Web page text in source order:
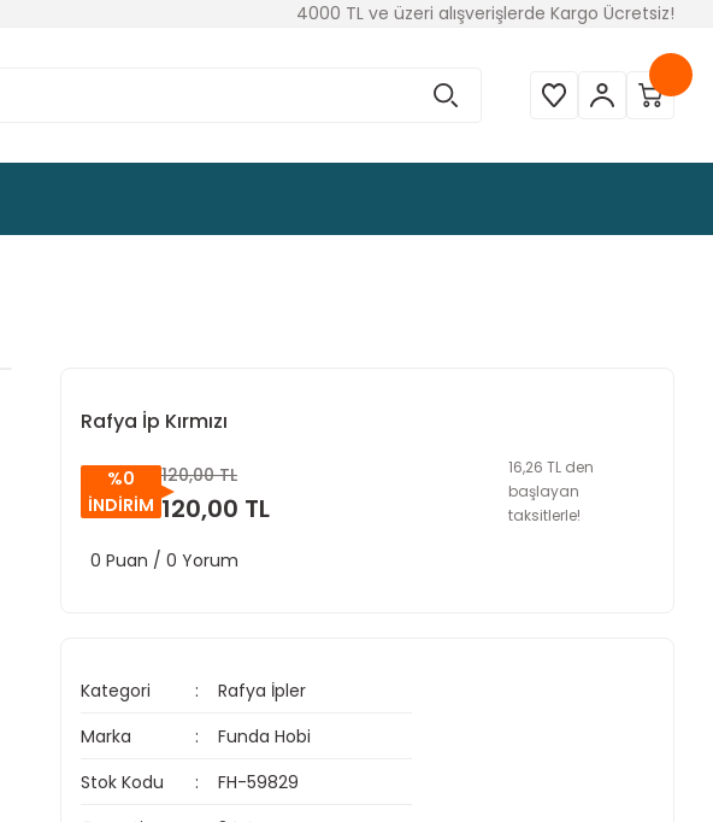
4000 TL ve üzeri alışverişlerde Kargo Ücretsiz!
Rafya İp Kırmızı
%0
İNDİRİM
120,00 TL
120,00 TL
16,26 TL den
başlayan
taksitlerle!
0 Puan / 0 Yorum
Kategori
Rafya İpler
Marka
Funda Hobi
Stok Kodu
FH-59829